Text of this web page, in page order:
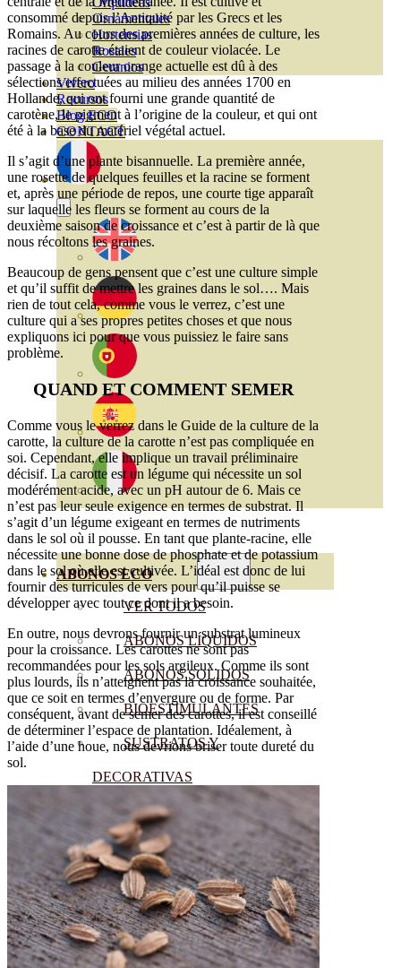
Ornamentales
Hortensias
Rosales
Geranios
Vivero
Recursos
Blog ECO
CONTACT
ABONOS ECO
VER TODOS
ABONOS LÍQUIDOS
ABONOS SOLIDOS
BIOESTIMULANTES
SUSTRATOS Y
DECORATIVAS
CORRECTORES DE
CARENCIAS
ENRAIZANTES
MADURACIÓN Y ENGORDE
REGENERADORES DEL
consommé depuis l’Antiquité par les Grecs et les
Romains. Au cours des premières années de culture, les
racines de carotte étaient de couleur violacée. Le
passage à la couleur orange actuelle est dû à des
sélections effectuées au milieu des années 1700 en
Hollande, qui ont fourni une grande quantité de
carotène, le pigment à l’origine de la couleur, et qui ont
été à la base du matériel végétal actuel.
Il s’agit d’une plante bisannuelle. La première année,
une rosette de quelques feuilles et la racine se forment
et, après une période de repos, une courte tige apparaît
sur laquelle les fleurs se forment au cours de la
deuxième saison de croissance et c’est à partir de là que
nous récoltons les graines.
Beaucoup de gens pensent que c’est une culture simple
et qu’il suffit de mettre les graines dans le sol…. Mais
rien de tout cela, comme vous le verrez, c’est une
culture qui a ses propres petites choses et que nous
expliquons ici pour que vous puissiez le faire sans
problème.
QUAND ET COMMENT SEMER
Comme vous le verrez dans le Guide de la culture de la
carotte, la culture de la carotte n’est pas compliquée en
soi. Cependant, elle implique un travail préliminaire
décisif. La carotte est un légume qui nécessite un sol
modérément acide, avec un pH autour de 6. Mais ce
n’est pas leur seule exigence en termes de substrat. Il
s’agit d’un légume exigeant en termes de nutriments
dans le sol où il pousse. En tant que plante-racine, elle
nécessite une bonne dose de phosphate et de potassium
dans le sol où elle est cultivée. L’idéal est donc de lui
fournir des turricules de vers pour qu’il puisse se
développer avec tout ce dont il a besoin.
En outre, nous devrons fournir un substrat lumineux
pour la croissance. Les carottes ne sont pas
recommandées pour les sols argileux. Comme ils sont
plus lourds, ils n’atteignent pas la croissance souhaitée,
que ce soit en termes d’envergure ou de forme. Par
conséquent, avant de semer des carottes, il est conseillé
de déterminer l’espace de plantation. Idéalement, à
l’aide d’une houe, nous devrions briser toute dureté du
sol.